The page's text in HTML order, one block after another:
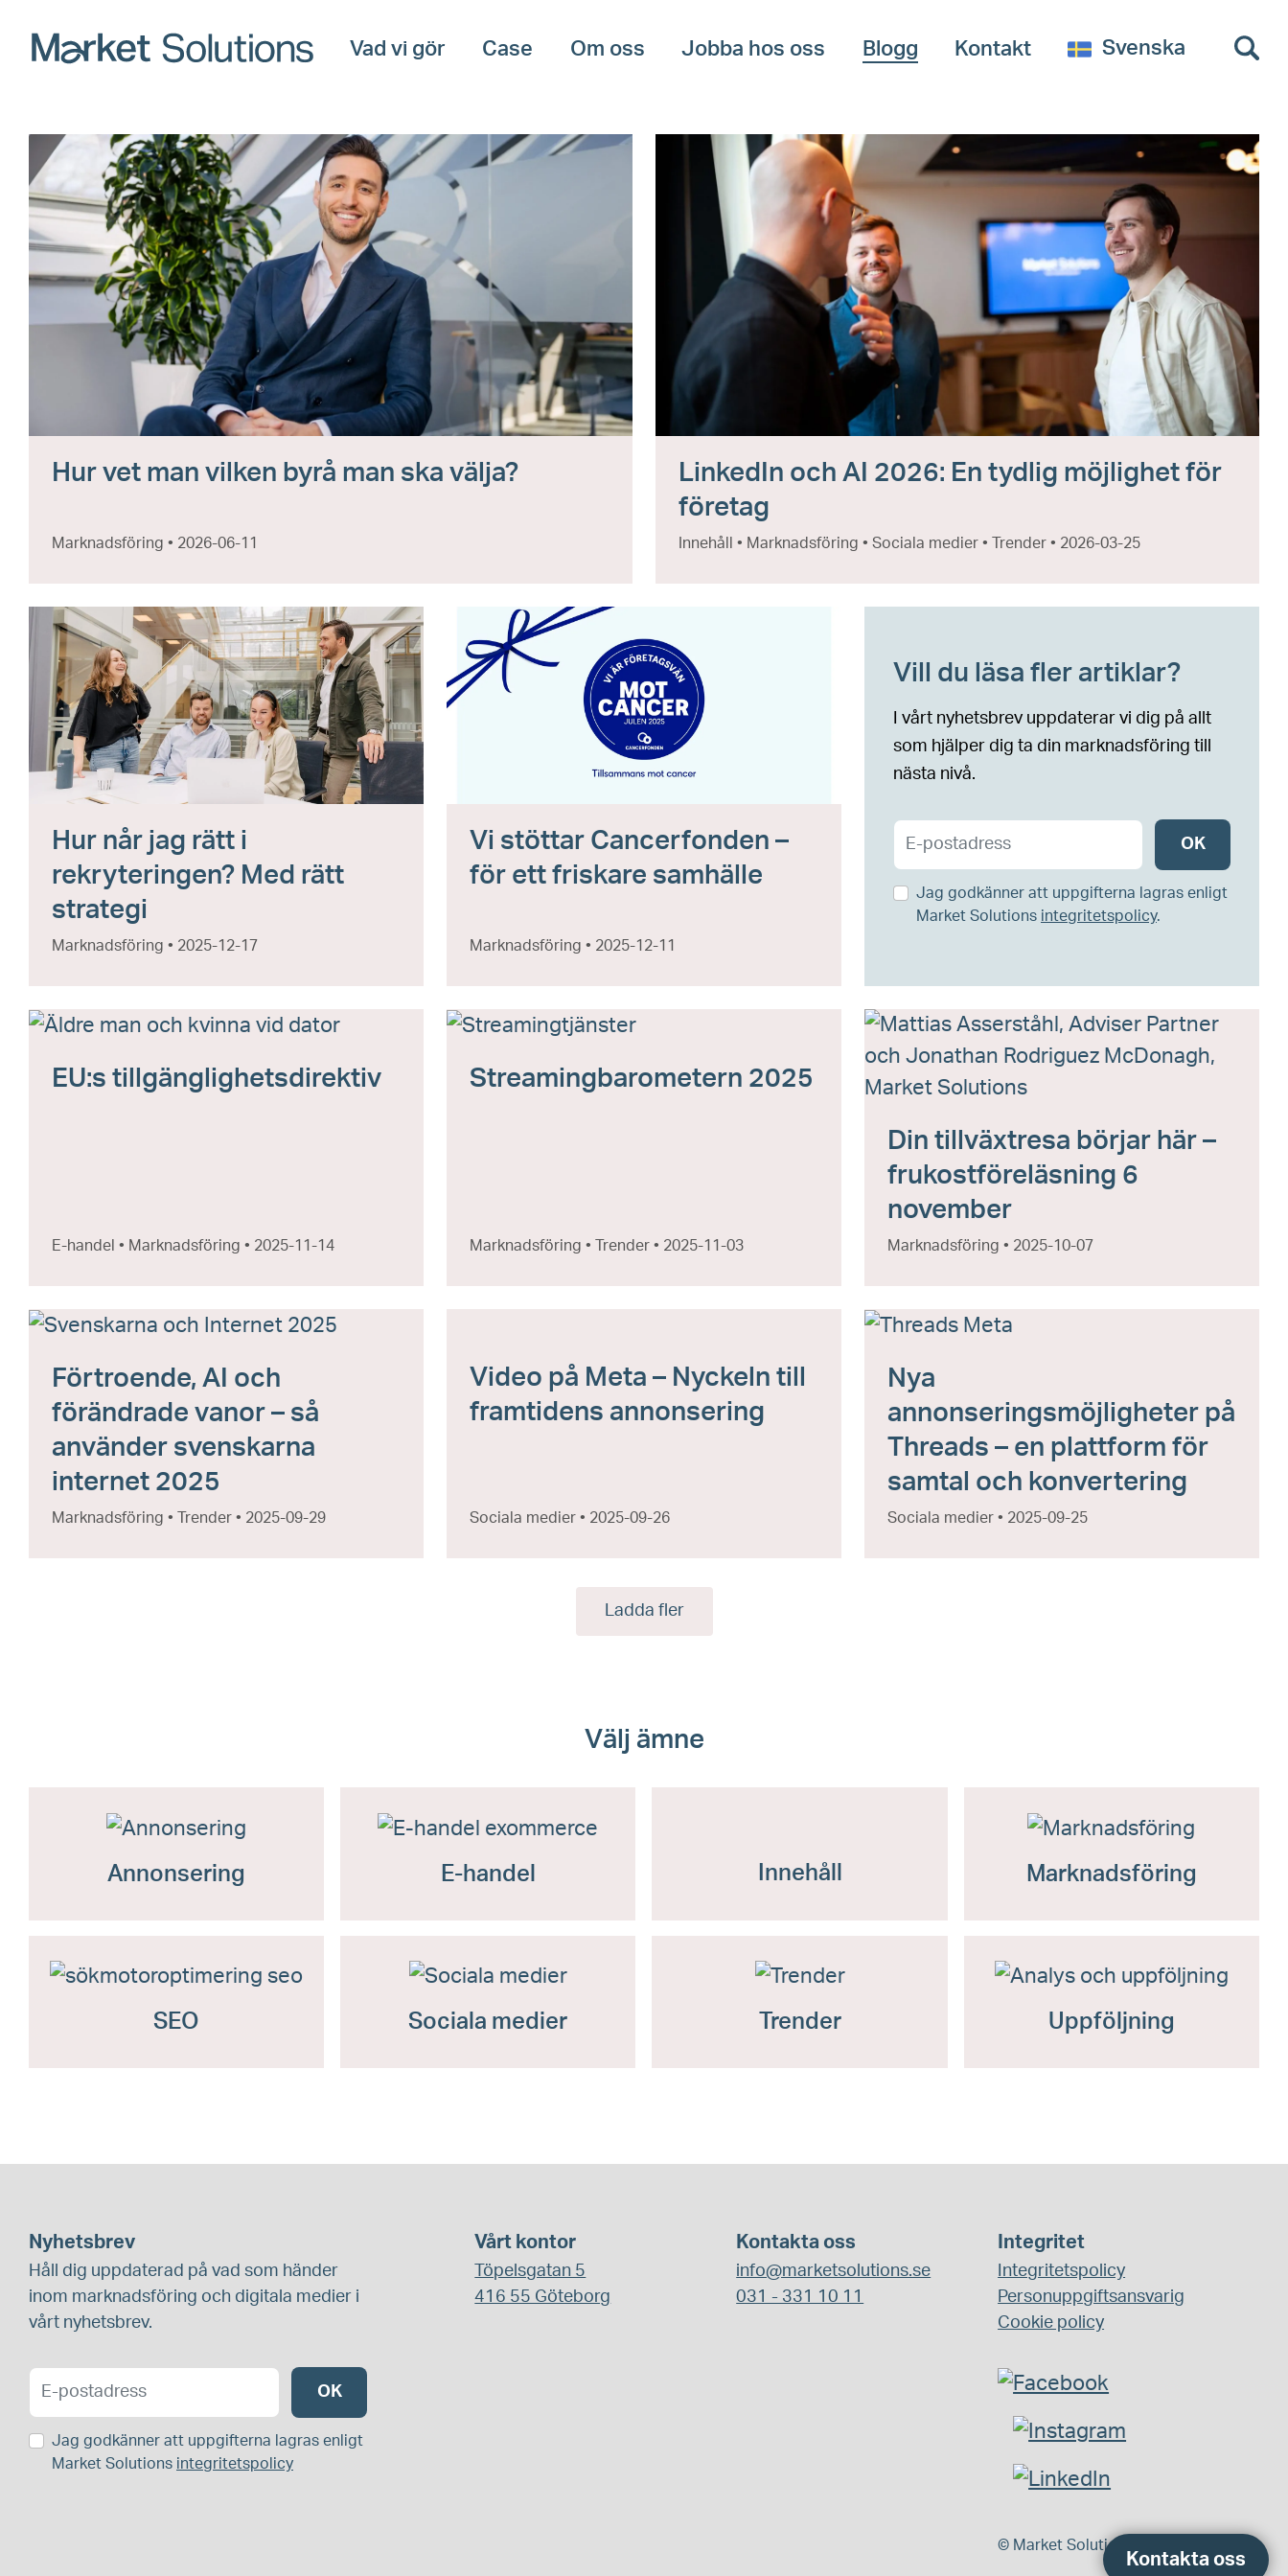
Vad vi gör Case Om oss Jobba hos oss Blogg Kontakt Svenska
Hur vet man vilken byrå man ska välja?
Marknadsföring • 2026-06-11
LinkedIn och AI 2026: En tydlig möjlighet för
företag
Innehåll • Marknadsföring • Sociala medier • Trender • 2026-03-25
Hur når jag rätt i
rekryteringen? Med rätt
strategi
Marknadsföring • 2025-12-17
Vi stöttar Cancerfonden –
för ett friskare samhälle
Marknadsföring • 2025-12-11
Vill du läsa fler artiklar?
I vårt nyhetsbrev uppdaterar vi dig på allt
som hjälper dig ta din marknadsföring till
nästa nivå.
OK
Jag godkänner att uppgifterna lagras enligt
Market Solutions integritetspolicy.
EU:s tillgänglighetsdirektiv
E-handel • Marknadsföring • 2025-11-14
Streamingbarometern 2025
Marknadsföring • Trender • 2025-11-03
Din tillväxtresa börjar här –
frukostföreläsning 6
november
Marknadsföring • 2025-10-07
Förtroende, AI och
förändrade vanor – så
använder svenskarna
internet 2025
Marknadsföring • Trender • 2025-09-29
Video på Meta – Nyckeln till
framtidens annonsering
Sociala medier • 2025-09-26
Nya
annonseringsmöjligheter på
Threads – en plattform för
samtal och konvertering
Sociala medier • 2025-09-25
Ladda fler
Välj ämne
Annonsering E-handel Innehåll Marknadsföring
SEO Sociala medier Trender Uppföljning
Kontakta oss
Nyhetsbrev
Håll dig uppdaterad på vad som händer
inom marknadsföring och digitala medier i
vårt nyhetsbrev.
OK
Jag godkänner att uppgifterna lagras enligt
Market Solutions integritetspolicy
Vårt kontor
Töpelsgatan 5
416 55 Göteborg
Kontakta oss
info@marketsolutions.se
031 - 331 10 11
Integritet
Integritetspolicy
Personuppgiftsansvarig
Cookie policy
© Market Solutions 2026